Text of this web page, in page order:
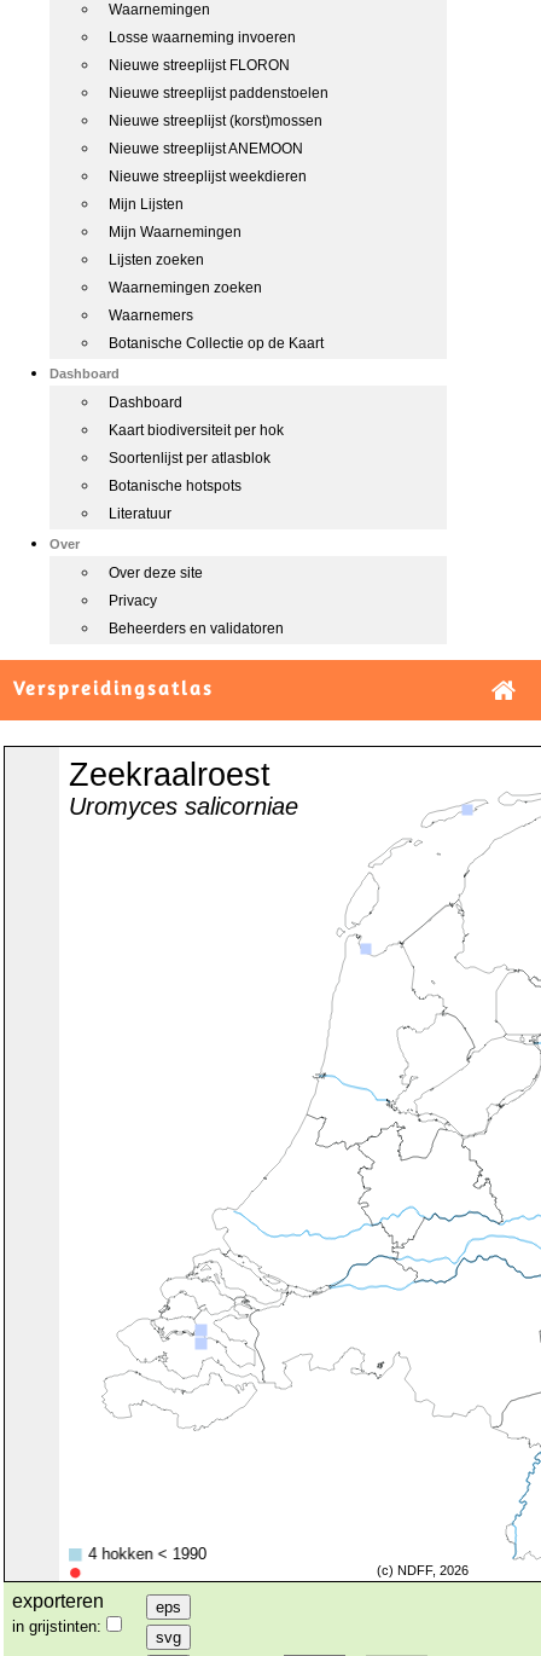
Waarnemingen
Losse waarneming invoeren
Nieuwe streeplijst FLORON
Nieuwe streeplijst paddenstoelen
Nieuwe streeplijst (korst)mossen
Nieuwe streeplijst ANEMOON
Nieuwe streeplijst weekdieren
Mijn Lijsten
Mijn Waarnemingen
Lijsten zoeken
Waarnemingen zoeken
Waarnemers
Botanische Collectie op de Kaart
Dashboard
Dashboard
Kaart biodiversiteit per hok
Soortenlijst per atlasblok
Botanische hotspots
Literatuur
Over
Over deze site
Privacy
Beheerders en validatoren
Verspreidingsatlas